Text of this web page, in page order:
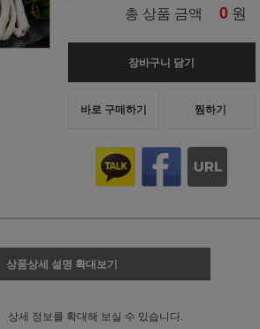
총 상품 금액 0 원
장바구니 담기
바로 구매하기 찜하기
상품상세 설명 확대보기
상세 정보를 확대해 보실 수 있습니다.